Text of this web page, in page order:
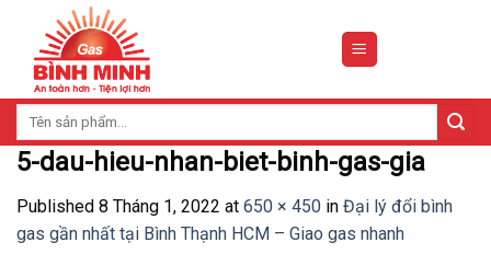
content
5-dau-hieu-nhan-biet-binh-gas-gia
Published 8 Tháng 1, 2022 at 650 × 450 in Đại lý đổi bình
gas gần nhất tại Bình Thạnh HCM – Giao gas nhanh